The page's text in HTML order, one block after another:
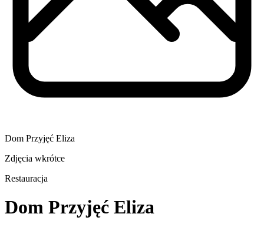
Dom Przyjęć Eliza
Zdjęcia wkrótce
Restauracja
Dom Przyjęć Eliza